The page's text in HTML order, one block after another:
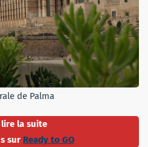
de Palma
la suite
sur Ready to GO